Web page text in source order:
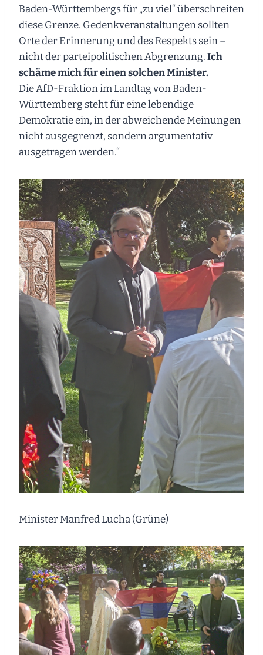
Baden-Württembergs für „zu viel“ überschreiten
diese Grenze. Gedenkveranstaltungen sollten
Orte der Erinnerung und des Respekts sein –
nicht der parteipolitischen Abgrenzung.Ich
schäme mich für einen solchen Minister.
Die AfD-Fraktion im Landtag von Baden-
Württemberg steht für eine lebendige
Demokratie ein, in der abweichende Meinungen
nicht ausgegrenzt, sondern argumentativ
ausgetragen werden.“
Minister Manfred Lucha (Grüne)